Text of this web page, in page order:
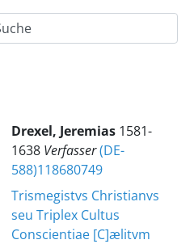
Drexel, Jeremias 1581-
1638 Verfasser(DE-
588)118680749
Trismegistvs Christianvs
seu Triplex Cultus
Conscientiae [C]ælitvm